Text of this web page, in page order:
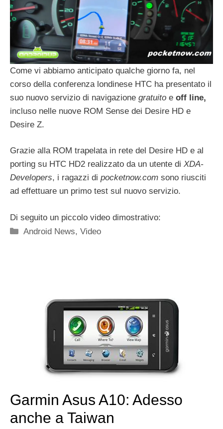
Come vi abbiamo anticipato qualche giorno fa, nel
corso della conferenza londinese HTC ha presentato il
suo nuovo servizio di navigazione gratuito e off line,
incluso nelle nuove ROM Sense dei Desire HD e
Desire Z.
Grazie alla ROM trapelata in rete del Desire HD e al
porting su HTC HD2 realizzato da un utente di XDA-
Developers, i ragazzi di pocketnow.com sono riusciti
ad effettuare un primo test sul nuovo servizio.
Di seguito un piccolo video dimostrativo:
Categorie
Android News,Video
Garmin Asus A10: Adesso
anche a Taiwan